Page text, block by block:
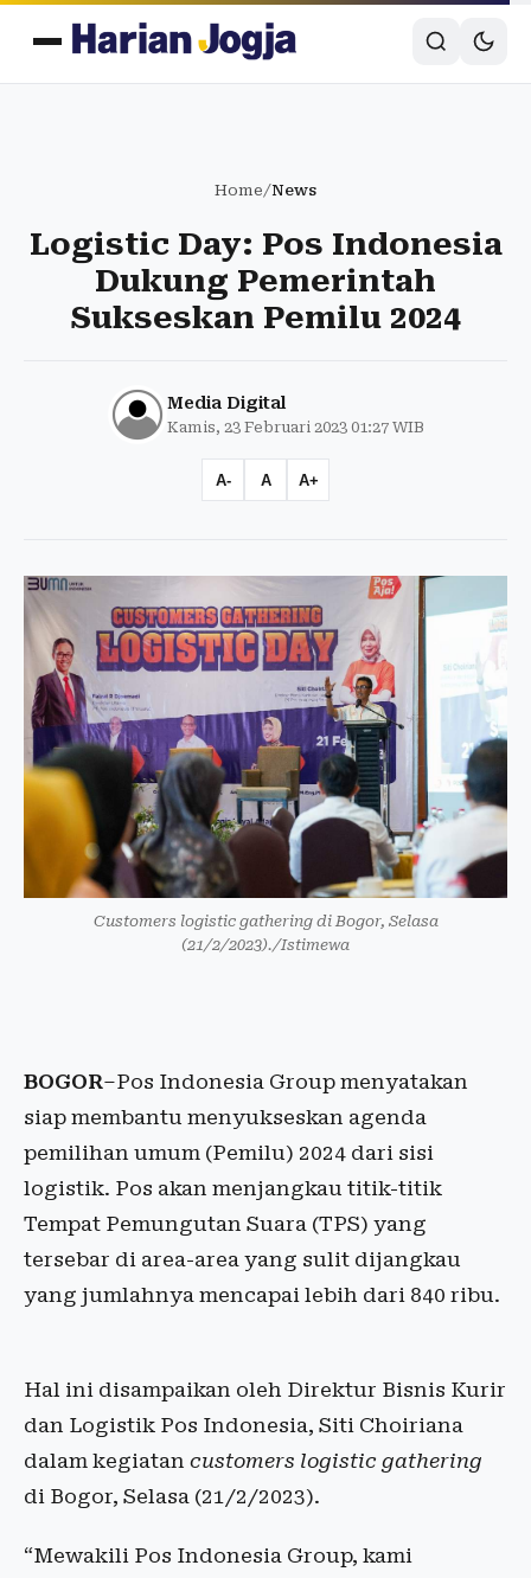
Home/News
Logistic Day: Pos Indonesia
Dukung Pemerintah
Sukseskan Pemilu 2024
Media Digital
Kamis, 23 Februari 2023 01:27 WIB
A- A A+
Customers logistic gathering di Bogor, Selasa
(21/2/2023)./Istimewa
BOGOR–Pos Indonesia Group menyatakan
siap membantu menyukseskan agenda
pemilihan umum (Pemilu) 2024 dari sisi
logistik. Pos akan menjangkau titik-titik
Tempat Pemungutan Suara (TPS) yang
tersebar di area-area yang sulit dijangkau
yang jumlahnya mencapai lebih dari 840 ribu.
Hal ini disampaikan oleh Direktur Bisnis Kurir
dan Logistik Pos Indonesia, Siti Choiriana
dalam kegiatan customers logistic gathering
di Bogor, Selasa (21/2/2023).
“Mewakili Pos Indonesia Group, kami